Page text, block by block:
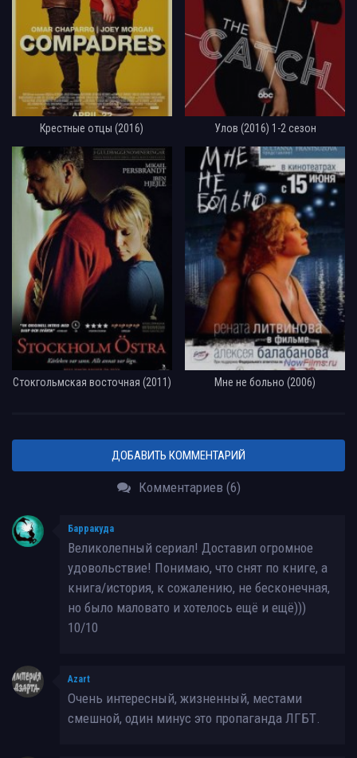
Крестные отцы (2016) Улов (2016) 1-2 сезон
Стокгольмская восточная (2011) Мне не больно (2006)
ДОБАВИТЬ КОММЕНТАРИЙ
Комментариев (6)
Барракуда
Великолепный сериал! Доставил огромное
удовольствие! Понимаю, что снят по книге, а
книга/история, к сожалению, не бесконечная,
но было маловато и хотелось ещё и ещё)))
10/10
Azart
Очень интересный, жизненный, местами
смешной, один минус это пропаганда ЛГБТ.